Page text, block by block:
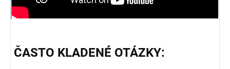
ČASTO KLADENÉ OTÁZKY: